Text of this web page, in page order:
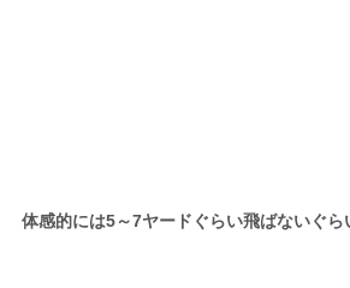
体感的には5～7ヤードぐらい飛ばないぐら